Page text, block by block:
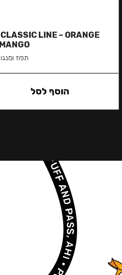
LINE – ORANGE
MANGO
תפוז ומנגו
הוסף לסל